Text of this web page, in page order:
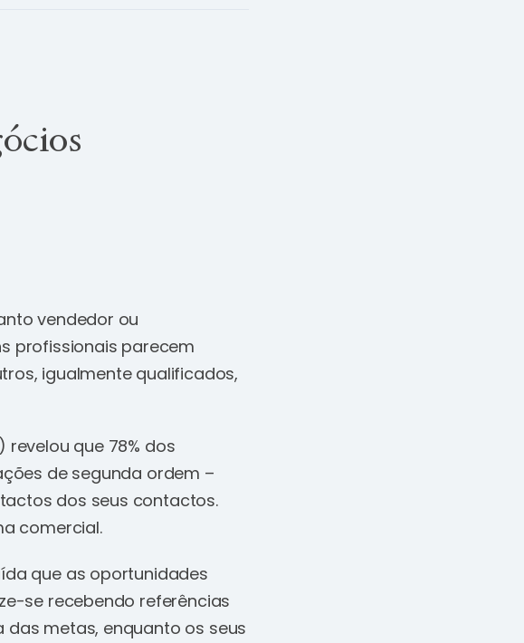
vendedor ou
profissionais parecem
igualmente qualificados,
revelou que 78% dos
de segunda ordem –
dos seus contactos.
comercial.
que as oportunidades
se recebendo referências
metas, enquanto os seus